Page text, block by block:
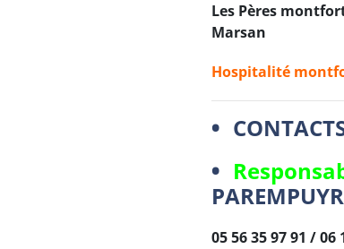
Les Pères
Marsan
Hospitalité
05 56 35 97 91 /